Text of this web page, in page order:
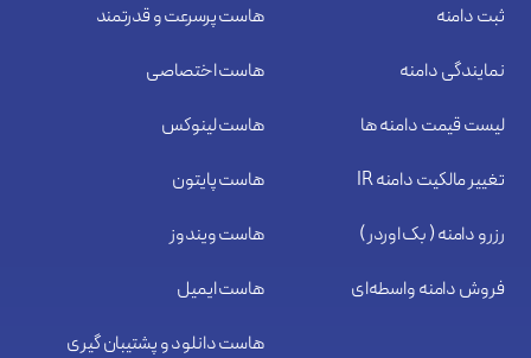
ثبت دامنه
نمایندگی دامنه
لیست قیمت دامنه ها
تغییر مالکیت دامنه IR
رزرو دامنه ( بک اوردر )
فروش دامنه واسطه‌ای
هاست پرسرعت و قدرتمند
هاست اختصاصی
هاست لینوکس
هاست پایتون
هاست ویندوز
هاست ایمیل
هاست دانلود و پشتیبان گیری